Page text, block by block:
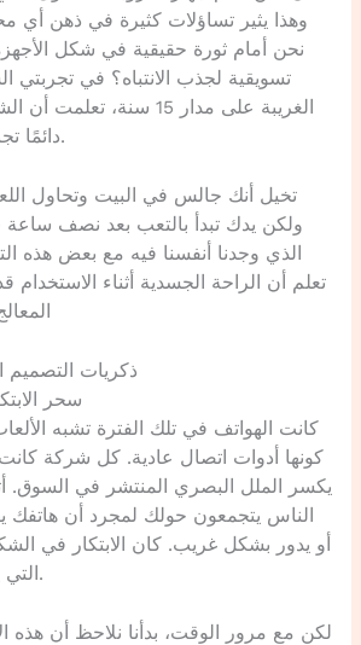
وهذا يثير تساؤلات كثيرة في ذهن أي
نحن أمام ثورة حقيقية في شكل
تسويقية لجذب الانتباه؟ في تجربتي
الغريبة على مدار 15 سنة،
دائمًا تجربة استخدام مريحة.
تخيل أنك جالس في البيت وتحاول
ولكن يدك تبدأ بالتعب بعد نصف
الذي وجدنا أنفسنا فيه مع بعض هذه
تعلم أن الراحة الجسدية أثناء
ذكريات التصميم
سحر
كانت الهواتف في تلك الفترة تشبه
كونها أدوات اتصال عادية. كل شركة
يكسر الملل البصري المنتشر في السوق.
الناس يتجمعون حولك لمجرد أن هاتفك
أو يدور بشكل غريب. كان الابتكار في
التي يفهمها الجميع وقتها.
لكن مع مرور الوقت، بدأنا نلاحظ أن هذه